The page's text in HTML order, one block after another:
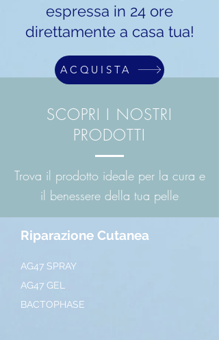
espressa in 24 ore
direttamente a casa tua!
SCOPRI I NOSTRI
PRODOTTI
Trova il prodotto ideale per la cura e
il benessere della tua pelle
ACQUISTA
Riparazione Cutanea
AG47 SPRAY
AG47 GEL
BACTOPHASE